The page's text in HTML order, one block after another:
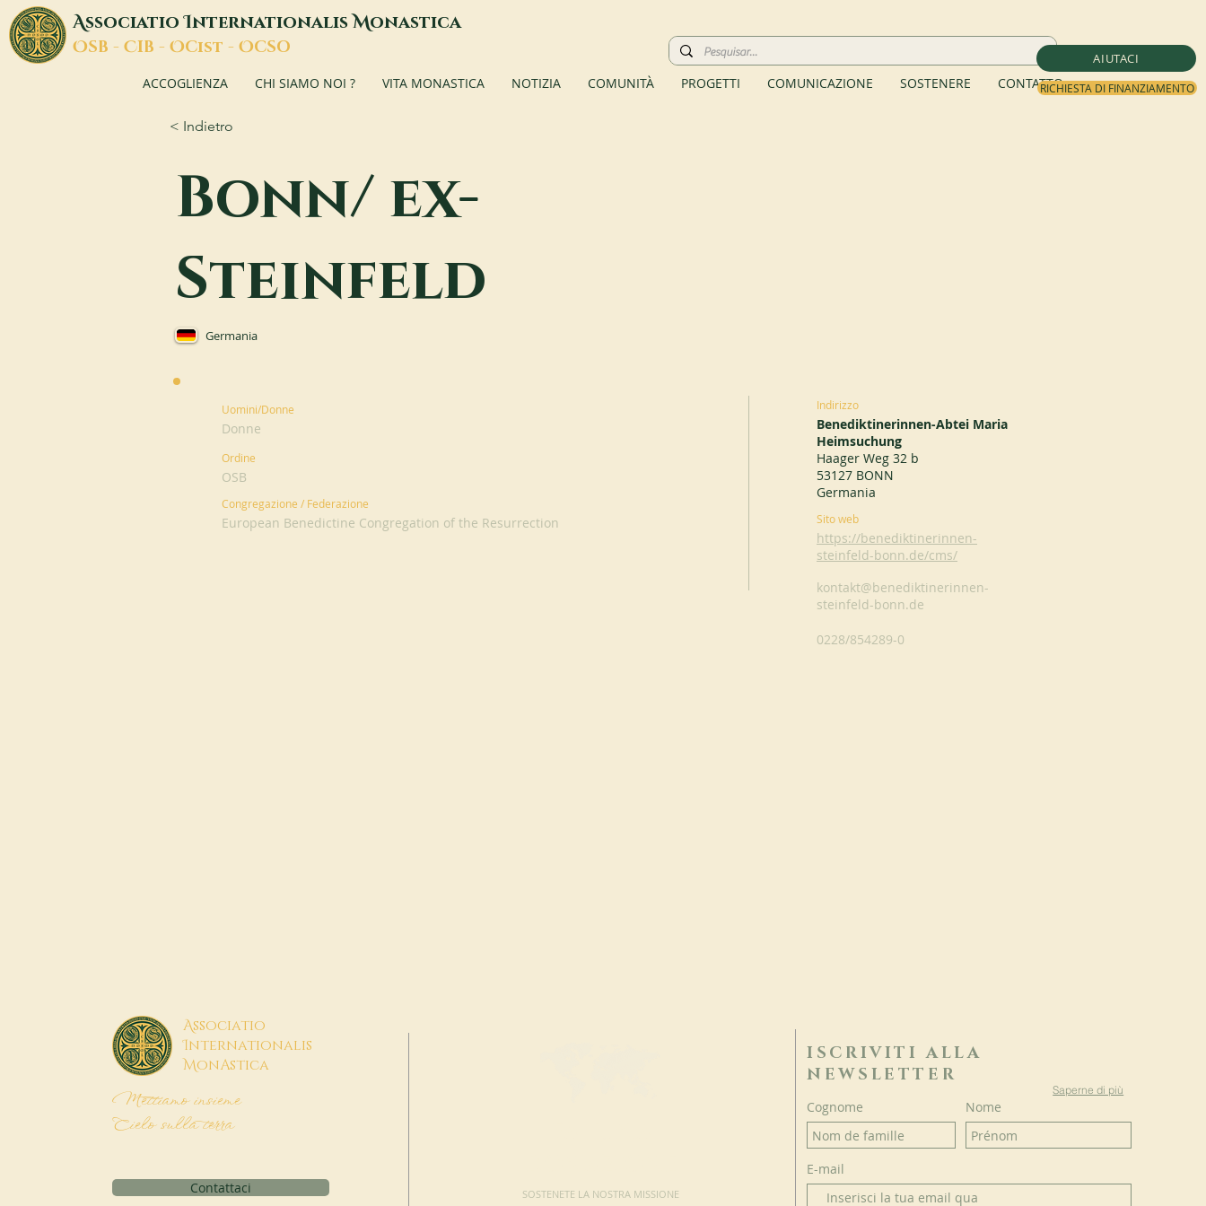
AIUTACI
RICHIESTA DI FINANZIAMENTO
AssociatioInternationalisMonastica
OSB - CIB - OCist - OCSO
ACCOGLIENZA CHI SIAMO NOI ? VITA MONASTICA NOTIZIA COMUNITÀ PROGETTI COMUNICAZIONE SOSTENERE CONTATTO
< Indietro
Bonn/ ex-
Steinfeld
Germania
Uomini/Donne
Donne
Ordine
OSB
Congregazione / Federazione
European Benedictine Congregation of the Resurrection
Indirizzo
Benediktinerinnen-Abtei Maria
Heimsuchung
Haager Weg 32 b
53127 BONN
Germania
Sito web
https://benediktinerinnen-
steinfeld-bonn.de/cms/
kontakt@benediktinerinnen-
steinfeld-bonn.de
0228/854289-0
Associatio
Internationalis
MonAstica
Mettiamo insieme
Cielo sulla terra
Contattaci SOSTENETE LA NOSTRA MISSIONE
ISCRIVITI ALLA
NEWSLETTER
Saperne di più
Cognome Nome
E-mail